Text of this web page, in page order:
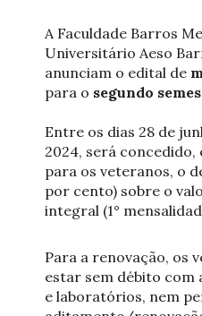
A Faculdade Barros
Universitário Aeso
anunciam o edital de
para o segundo
Entre os dias 28 de
2024, será
para os veteranos, o
por cento) sobre o
integral (1°
Para a renovação, os
estar sem débito com
e laboratórios, nem